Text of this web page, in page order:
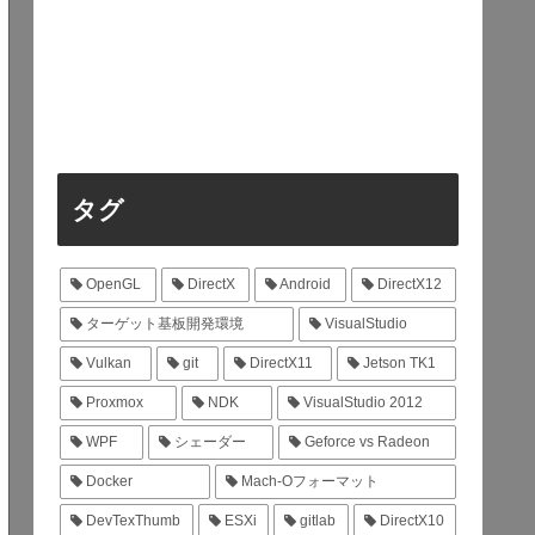
タグ
OpenGL DirectX Android DirectX12
ターゲット基板開発環境 VisualStudio
Vulkan git DirectX11 Jetson TK1
Proxmox NDK VisualStudio 2012
WPF シェーダー Geforce vs Radeon
Docker Mach-Oフォーマット
DevTexThumb ESXi gitlab DirectX10